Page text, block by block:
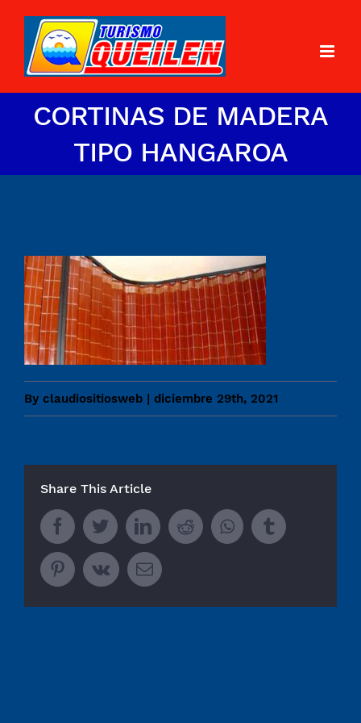
CORTINAS DE MADERA
TIPO HANGAROA
By claudiositiosweb | diciembre 29th, 2021
Share This Article